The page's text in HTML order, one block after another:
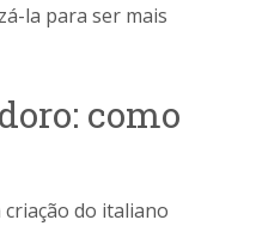
la para ser mais
como
do italiano